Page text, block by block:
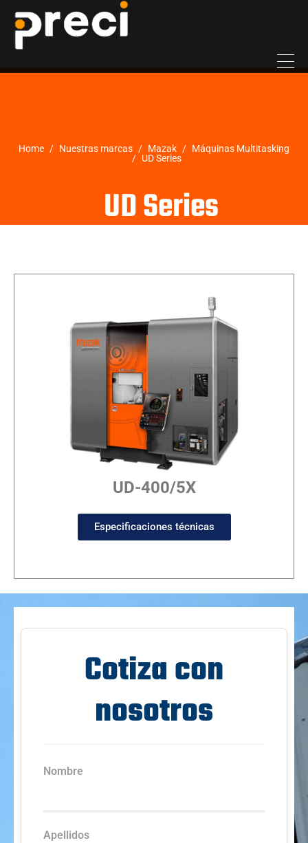
Home Nuestras marcas Mazak
Máquinas Multitasking
UD Series
UD Series
UD-400/5X
Especificaciones técnicas
Cotiza con
nosotros
Nombre
Apellidos